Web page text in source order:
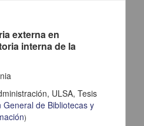
externa en
interna de la
ULSA, Tesis
de Bibliotecas y
)